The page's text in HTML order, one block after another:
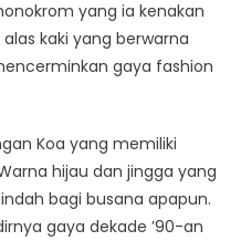
yang ia kenakan
kaki yang berwarna
gaya fashion
Koa yang memiliki
hijau dan jingga yang
bagi busana apapun.
gaya dekade ’90-an